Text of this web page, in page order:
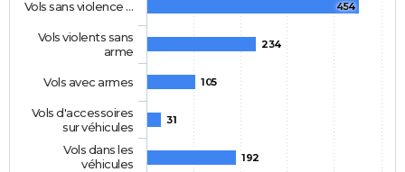
454
234
105
31
192
Vols sans violence …
Vols violents sans
arme
Vols avec armes
Vols d'accessoires
sur véhicules
Vols dans les
véhicules